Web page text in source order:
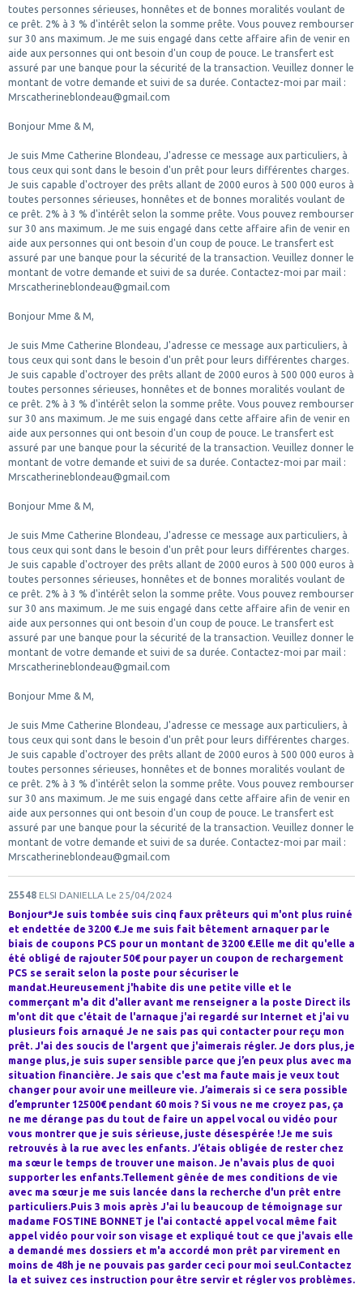
toutes personnes sérieuses, honnêtes et de bonnes moralités voulant de
ce prêt. 2% à 3 % d'intérêt selon la somme prête. Vous pouvez rembourser
sur 30 ans maximum. Je me suis engagé dans cette affaire afin de venir en
aide aux personnes qui ont besoin d'un coup de pouce. Le transfert est
assuré par une banque pour la sécurité de la transaction. Veuillez donner le
montant de votre demande et suivi de sa durée. Contactez-moi par mail :
Mrscatherineblondeau@gmail.com
Bonjour Mme & M,
Je suis Mme Catherine Blondeau, J'adresse ce message aux particuliers, à
tous ceux qui sont dans le besoin d'un prêt pour leurs différentes charges.
Je suis capable d'octroyer des prêts allant de 2000 euros à 500 000 euros à
toutes personnes sérieuses, honnêtes et de bonnes moralités voulant de
ce prêt. 2% à 3 % d'intérêt selon la somme prête. Vous pouvez rembourser
sur 30 ans maximum. Je me suis engagé dans cette affaire afin de venir en
aide aux personnes qui ont besoin d'un coup de pouce. Le transfert est
assuré par une banque pour la sécurité de la transaction. Veuillez donner le
montant de votre demande et suivi de sa durée. Contactez-moi par mail :
Mrscatherineblondeau@gmail.com
Bonjour Mme & M,
Je suis Mme Catherine Blondeau, J'adresse ce message aux particuliers, à
tous ceux qui sont dans le besoin d'un prêt pour leurs différentes charges.
Je suis capable d'octroyer des prêts allant de 2000 euros à 500 000 euros à
toutes personnes sérieuses, honnêtes et de bonnes moralités voulant de
ce prêt. 2% à 3 % d'intérêt selon la somme prête. Vous pouvez rembourser
sur 30 ans maximum. Je me suis engagé dans cette affaire afin de venir en
aide aux personnes qui ont besoin d'un coup de pouce. Le transfert est
assuré par une banque pour la sécurité de la transaction. Veuillez donner le
montant de votre demande et suivi de sa durée. Contactez-moi par mail :
Mrscatherineblondeau@gmail.com
Bonjour Mme & M,
Je suis Mme Catherine Blondeau, J'adresse ce message aux particuliers, à
tous ceux qui sont dans le besoin d'un prêt pour leurs différentes charges.
Je suis capable d'octroyer des prêts allant de 2000 euros à 500 000 euros à
toutes personnes sérieuses, honnêtes et de bonnes moralités voulant de
ce prêt. 2% à 3 % d'intérêt selon la somme prête. Vous pouvez rembourser
sur 30 ans maximum. Je me suis engagé dans cette affaire afin de venir en
aide aux personnes qui ont besoin d'un coup de pouce. Le transfert est
assuré par une banque pour la sécurité de la transaction. Veuillez donner le
montant de votre demande et suivi de sa durée. Contactez-moi par mail :
Mrscatherineblondeau@gmail.com
Bonjour Mme & M,
Je suis Mme Catherine Blondeau, J'adresse ce message aux particuliers, à
tous ceux qui sont dans le besoin d'un prêt pour leurs différentes charges.
Je suis capable d'octroyer des prêts allant de 2000 euros à 500 000 euros à
toutes personnes sérieuses, honnêtes et de bonnes moralités voulant de
ce prêt. 2% à 3 % d'intérêt selon la somme prête. Vous pouvez rembourser
sur 30 ans maximum. Je me suis engagé dans cette affaire afin de venir en
aide aux personnes qui ont besoin d'un coup de pouce. Le transfert est
assuré par une banque pour la sécurité de la transaction. Veuillez donner le
montant de votre demande et suivi de sa durée. Contactez-moi par mail :
Mrscatherineblondeau@gmail.com
25548 ELSI DANIELLA Le 25/04/2024
Bonjour*Je suis tombée suis cinq faux prêteurs qui m'ont plus ruiné
et endettée de 3200 €.Je me suis fait bêtement arnaquer par le
biais de coupons PCS pour un montant de 3200 €.Elle me dit qu'elle a
été obligé de rajouter 50€ pour payer un coupon de rechargement
PCS se serait selon la poste pour sécuriser le
mandat.Heureusement j'habite dis une petite ville et le
commerçant m'a dit d'aller avant me renseigner a la poste Direct ils
m'ont dit que c'était de l'arnaque j'ai regardé sur Internet et j'ai vu
plusieurs fois arnaqué Je ne sais pas qui contacter pour reçu mon
prêt. J'ai des soucis de l'argent que j'aimerais régler. Je dors plus, je
mange plus, je suis super sensible parce que j’en peux plus avec ma
situation financière. Je sais que c'est ma faute mais je veux tout
changer pour avoir une meilleure vie. J’aimerais si ce sera possible
d’emprunter 12500€ pendant 60 mois ? Si vous ne me croyez pas, ça
ne me dérange pas du tout de faire un appel vocal ou vidéo pour
vous montrer que je suis sérieuse, juste désespérée !Je me suis
retrouvés à la rue avec les enfants. J’étais obligée de rester chez
ma sœur le temps de trouver une maison. Je n'avais plus de quoi
supporter les enfants.Tellement gênée de mes conditions de vie
avec ma sœur je me suis lancée dans la recherche d'un prêt entre
particuliers.Puis 3 mois après J'ai lu beaucoup de témoignage sur
madame FOSTINE BONNET je l'ai contacté appel vocal même fait
appel vidéo pour voir son visage et expliqué tout ce que j'avais elle
a demandé mes dossiers et m'a accordé mon prêt par virement en
moins de 48h je ne pouvais pas garder ceci pour moi seul.Contactez
la et suivez ces instruction pour être servir et régler vos problèmes.